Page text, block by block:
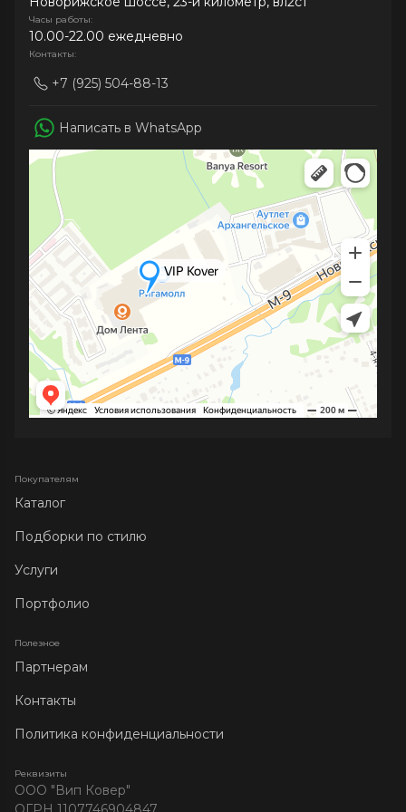
Часы работы:
10.00-22.00 ежедневно
Контакты:
+7 (925) 504-88-13
Написать в WhatsApp
Покупателям
Каталог
Подборки по стилю
Услуги
Портфолио
Полезное
Партнерам
Контакты
Политика конфиденциальности
Реквизиты
ООО "Вип Ковер"